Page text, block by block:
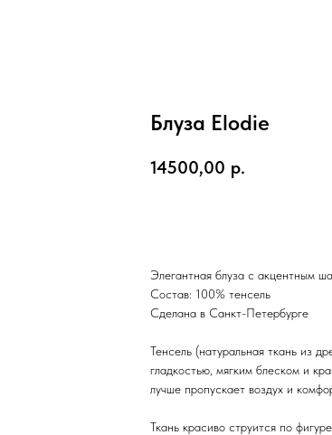
Блуза Elodie
14500,00 р.
Элегантная блуза с акцентным
Состав: 100% тенсель
Сделана в Санкт-Петербурге
Тенсель (натуральная ткань из
гладкостью, мягким блеском и
лучше пропускает воздух и
Ткань красиво струится по